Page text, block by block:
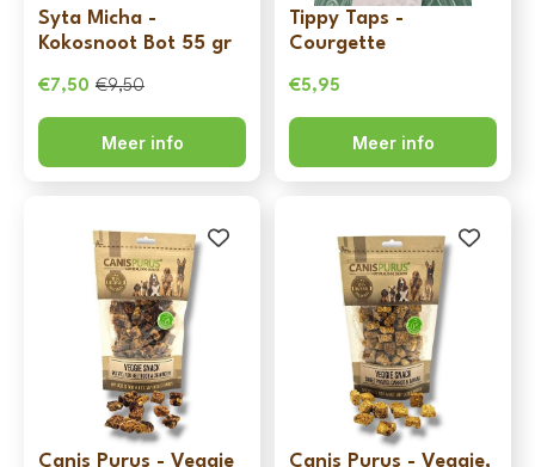
Syta Micha -
Kokosnoot Bot 55 gr
€9,50
Oorspronkelijke
prijs
€9,50.
€7,50
Huidige
prijs
€7,50.
Meer info
Tippy Taps -
Courgette
€5,95
Meer info
Canis Purus - Veggie Canis Purus - Veggie,